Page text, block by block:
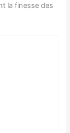
la finesse des